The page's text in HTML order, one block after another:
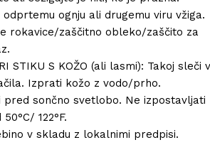
ognju ali drugemu viru vžiga.
rokavice/zaščitno obleko/zaščito za
STIKU S KOŽO (ali lasmi): Takoj sleči
Izprati kožo z vodo/prho.
pred sončno svetlobo. Ne izpostavljati
122°F.
v skladu z lokalnimi predpisi.